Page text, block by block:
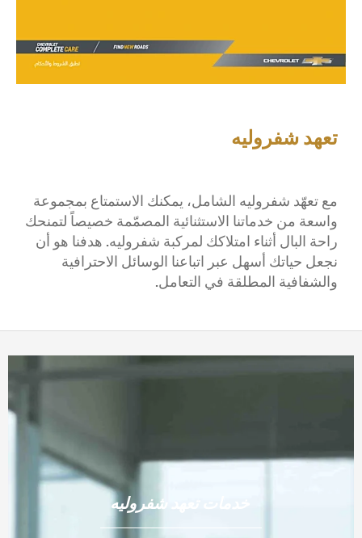
تعهد شفروليه
مع تعهّد شفروليه الشامل، يمكنك الاستمتاع بمجموعة
واسعة من خدماتنا الاستثنائية المصمّمة خصيصاً لتمنحك
راحة البال أثناء امتلاكك لمركبة شفروليه. هدفنا هو أن
نجعل حياتك أسهل عبر اتباعنا الوسائل الاحترافية
والشفافية المطلقة في التعامل.
خدمات تعهد شفروليه